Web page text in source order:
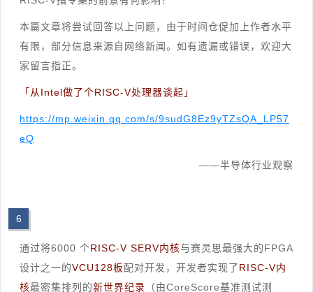
本篇文章将尝试回答以上问题，由于时间仓促加上作者水平
有限，部分信息来源自网络新闻。如有遗漏或错误，欢迎大
家留言指正。
「从Intel做了个RISC-V处理器谈起」
https://mp.weixin.qq.com/s/9sudG8Ez9yTZsQA_LP57
eQ
——半导体行业观察
6
通过将6000 个RISC-V SERV内核与赛灵思最强大的FPGA
设计之一的VCU128板配对开发，开发者实现了RISC-V内
核最密集排列的新世界纪录 （由CoreScore基准测试测